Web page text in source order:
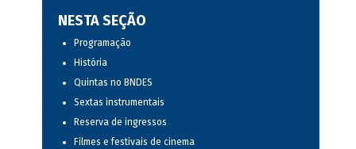
NESTA SEÇÃO
Programação
História
Quintas no BNDES
Sextas instrumentais
Reserva de ingressos
Filmes e festivais de cinema